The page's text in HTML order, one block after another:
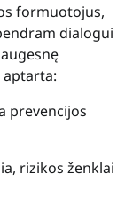
formuotojus,
dialogui
aptarta:
prevencijos
rizikos ženklai